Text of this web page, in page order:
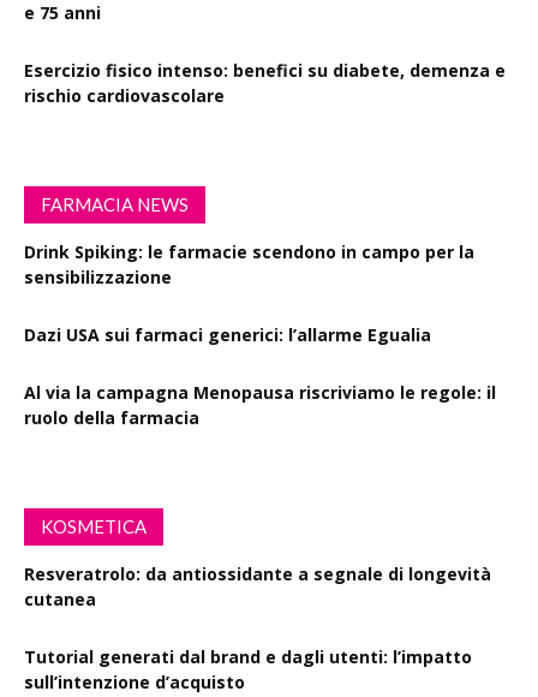
e 75 anni
Esercizio fisico intenso: benefici su diabete, demenza e
rischio cardiovascolare
FARMACIA NEWS
Drink Spiking: le farmacie scendono in campo per la
sensibilizzazione
Dazi USA sui farmaci generici: l’allarme Egualia
Al via la campagna Menopausa riscriviamo le regole: il
ruolo della farmacia
KOSMETICA
Resveratrolo: da antiossidante a segnale di longevità
cutanea
Tutorial generati dal brand e dagli utenti: l’impatto
sull’intenzione d’acquisto